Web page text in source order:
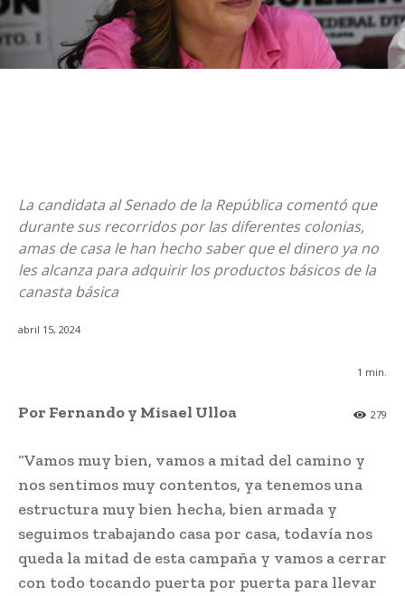
La candidata al Senado de la República comentó que
durante sus recorridos por las diferentes colonias,
amas de casa le han hecho saber que el dinero ya no
les alcanza para adquirir los productos básicos de la
canasta básica
abril 15, 2024
1 min.
279
Por Fernando y Misael Ulloa
“Vamos muy bien, vamos a mitad del camino y
nos sentimos muy contentos, ya tenemos una
estructura muy bien hecha, bien armada y
seguimos trabajando casa por casa, todavía nos
queda la mitad de esta campaña y vamos a cerrar
con todo tocando puerta por puerta para llevar